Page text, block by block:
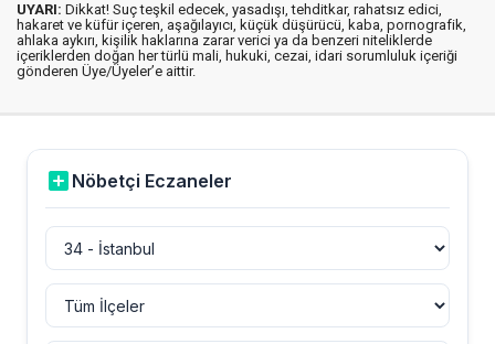
UYARI: Dikkat! Suç teşkil edecek, yasadışı, tehditkar, rahatsız edici,
hakaret ve küfür içeren, aşağılayıcı, küçük düşürücü, kaba, pornografik,
ahlaka aykırı, kişilik haklarına zarar verici ya da benzeri niteliklerde
içeriklerden doğan her türlü mali, hukuki, cezai, idari sorumluluk içeriği
gönderen Üye/Üyeler’e aittir.